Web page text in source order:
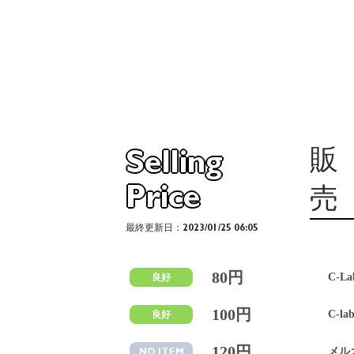
Selling
Price
販
売
最終更新日：2023/01/25 06:05
良好 80円 C-
良好 100円 C-
NO ITEM メル